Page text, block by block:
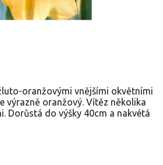
oranžovými vnějšími okvětními
výrazně oranžový. Vítěz několika
Dorůstá do výšky 40cm a nakvétá